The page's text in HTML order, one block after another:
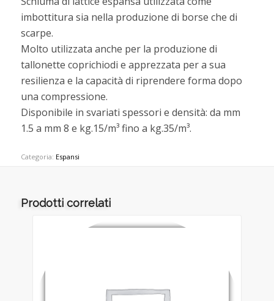
imbottitura sia nella produzione di borse che di
scarpe.
Molto utilizzata anche per la produzione di
tallonette coprichiodi e apprezzata per a sua
resilienza e la capacità di riprendere forma dopo
una compressione.
Disponibile in svariati spessori e densità: da mm
1.5 a mm 8 e kg.15/m³ fino a kg.35/m³.
Categoria: Espansi
Prodotti correlati